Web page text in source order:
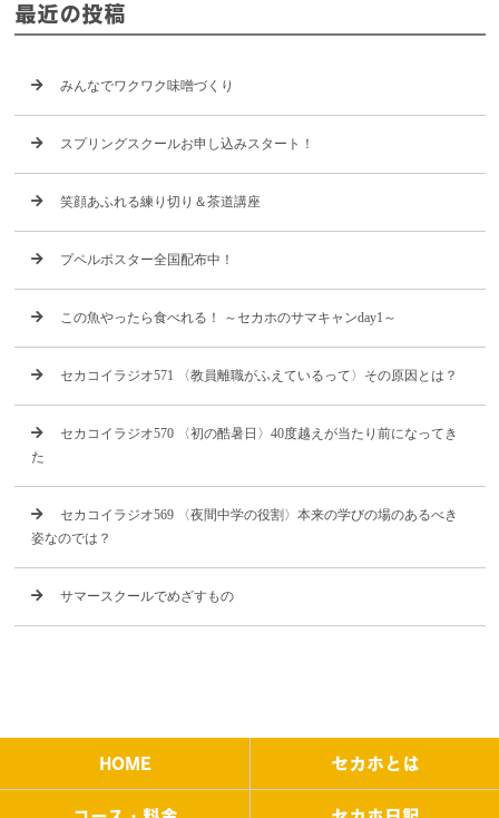
最近の投稿
みんなでワクワク味噌づくり
スプリングスクールお申し込みスタート！
笑顔あふれる練り切り＆茶道講座
プペルポスター全国配布中！
この魚やったら食べれる！ ～セカホのサマキャンday1～
セカコイラジオ571 〈教員離職がふえているって〉その原因とは？
セカコイラジオ570 〈初の酷暑日〉40度越えが当たり前になってき
た
セカコイラジオ569 〈夜間中学の役割〉本来の学びの場のあるべき
姿なのでは？
サマースクールでめざすもの
HOME セカホとは